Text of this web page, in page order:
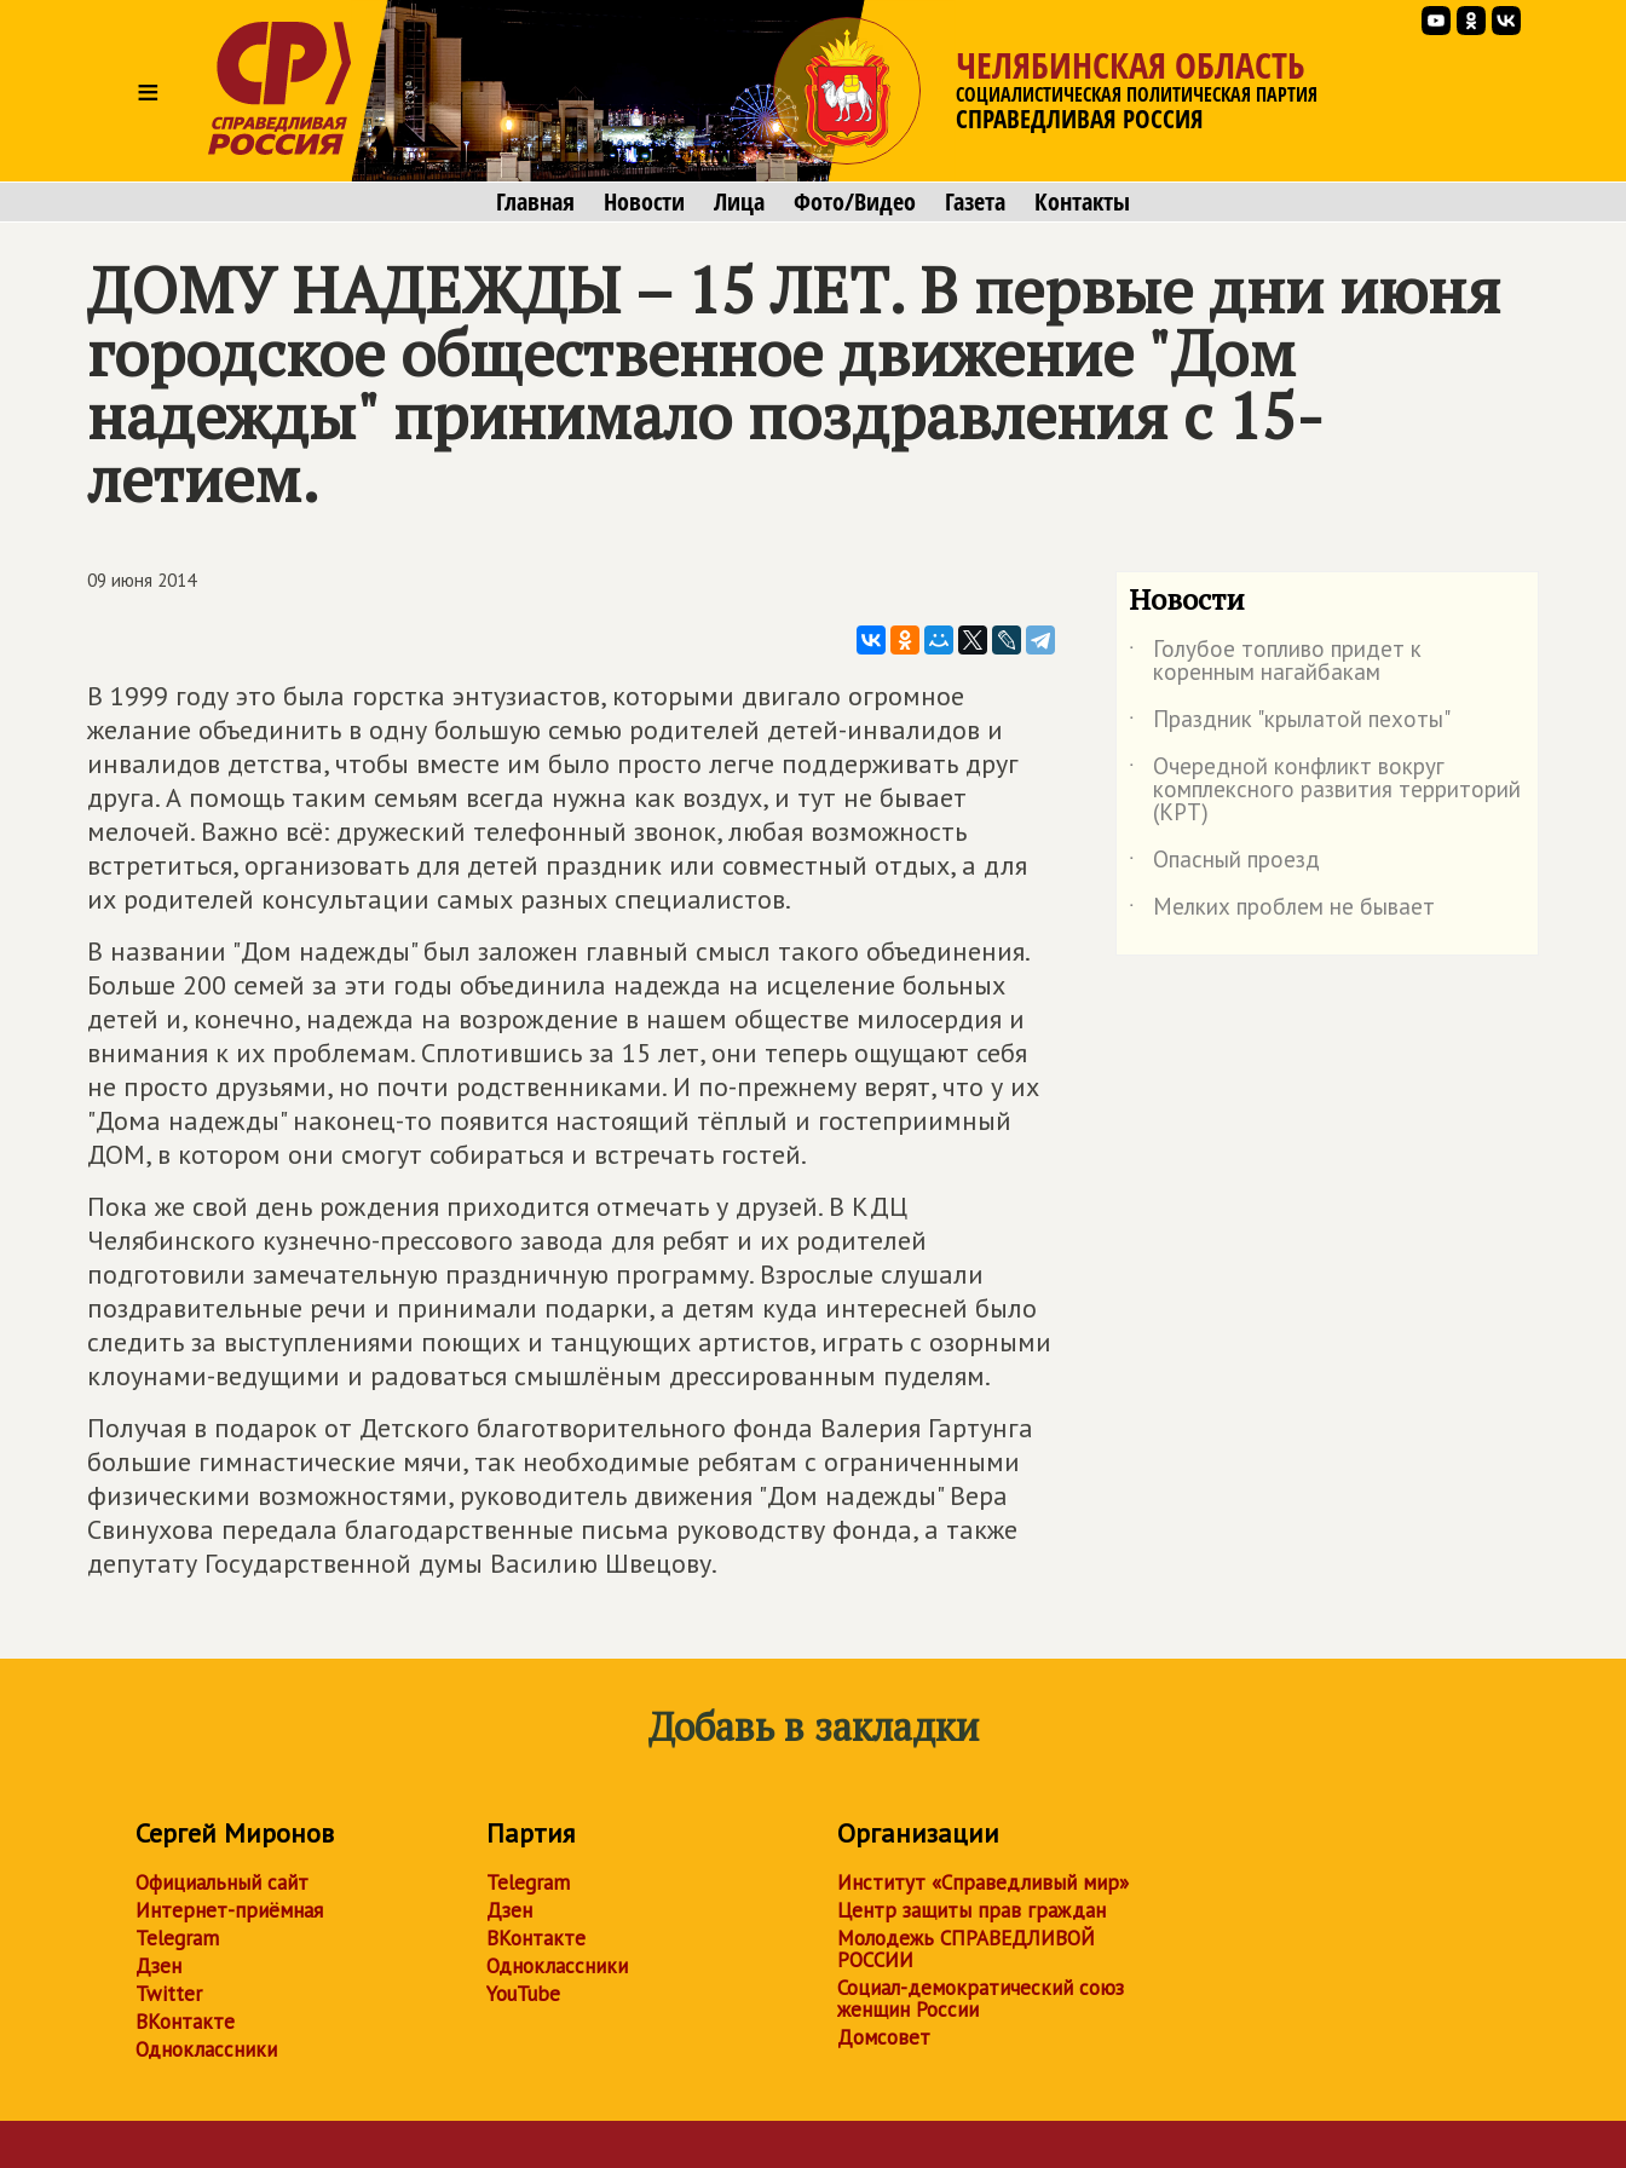
≡
ЧЕЛЯБИНСКАЯ ОБЛАСТЬ
СОЦИАЛИСТИЧЕСКАЯ ПОЛИТИЧЕСКАЯ ПАРТИЯ
СПРАВЕДЛИВАЯ РОССИЯ
Главная Новости Лица Фото/Видео Газета Контакты
ДОМУ НАДЕЖДЫ – 15 ЛЕТ. В первые дни июня
городское общественное движение "Дом
надежды" принимало поздравления с 15-
летием.
09 июня 2014
В 1999 году это была горстка энтузиастов, которыми двигало огромное
желание объединить в одну большую семью родителей детей-инвалидов и
инвалидов детства, чтобы вместе им было просто легче поддерживать друг
друга. А помощь таким семьям всегда нужна как воздух, и тут не бывает
мелочей. Важно всё: дружеский телефонный звонок, любая возможность
встретиться, организовать для детей праздник или совместный отдых, а для
их родителей консультации самых разных специалистов.
В названии "Дом надежды" был заложен главный смысл такого объединения.
Больше 200 семей за эти годы объединила надежда на исцеление больных
детей и, конечно, надежда на возрождение в нашем обществе милосердия и
внимания к их проблемам. Сплотившись за 15 лет, они теперь ощущают себя
не просто друзьями, но почти родственниками. И по-прежнему верят, что у их
"Дома надежды" наконец-то появится настоящий тёплый и гостеприимный
ДОМ, в котором они смогут собираться и встречать гостей.
Пока же свой день рождения приходится отмечать у друзей. В КДЦ
Челябинского кузнечно-прессового завода для ребят и их родителей
подготовили замечательную праздничную программу. Взрослые слушали
поздравительные речи и принимали подарки, а детям куда интересней было
следить за выступлениями поющих и танцующих артистов, играть с озорными
клоунами-ведущими и радоваться смышлёным дрессированным пуделям.
Получая в подарок от Детского благотворительного фонда Валерия Гартунга
большие гимнастические мячи, так необходимые ребятам с ограниченными
физическими возможностями, руководитель движения "Дом надежды" Вера
Свинухова передала благодарственные письма руководству фонда, а также
депутату Государственной думы Василию Швецову.
Новости
˙ Голубое топливо придет к
коренным нагайбакам
˙
Праздник "крылатой пехоты"
˙
Очередной конфликт вокруг
комплексного развития территорий
(КРТ)
˙
Опасный проезд
˙
Мелких проблем не бывает
Добавь в закладки
Сергей Миронов
Официальный сайт
Интернет-приёмная
Telegram
Дзен
Twitter
ВКонтакте
Одноклассники
Партия
Telegram
Дзен
ВКонтакте
Одноклассники
YouTube
Организации
Институт «Справедливый мир»
Центр защиты прав граждан
Молодежь СПРАВЕДЛИВОЙ
РОССИИ
Социал-демократический союз
женщин России
Домсовет